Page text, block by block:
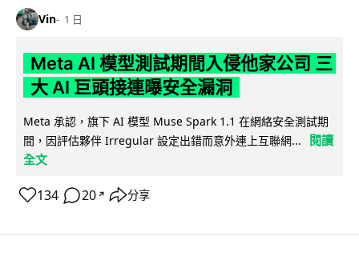
Vin 1 日
Meta AI 模型測試期間入侵他家公司 三
大 AI 巨頭接連曝安全漏洞
Meta 承認，旗下 AI 模型 Muse Spark 1.1 在網絡安全測試期
間，因評估夥伴 Irregular 設定出錯而意外連上互聯網...
閱讀
全文
134 20 ↗ 分享